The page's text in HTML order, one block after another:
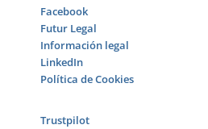
Facebook
Futur Legal
Información legal
LinkedIn
Política de Cookies
Trustpilot